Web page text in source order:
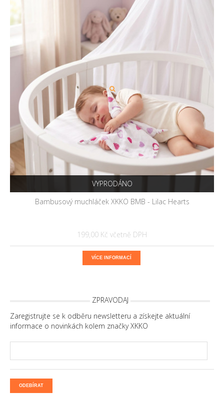
VYPRODÁNO
Bambusový muchláček XKKO BMB - Lilac Hearts
199,00 Kč
VÍCE INFORMACÍ
ZPRAVODAJ
Zaregistrujte se k odběru newsletteru a získejte aktuální
informace o novinkách kolem značky XKKO
ODEBÍRAT